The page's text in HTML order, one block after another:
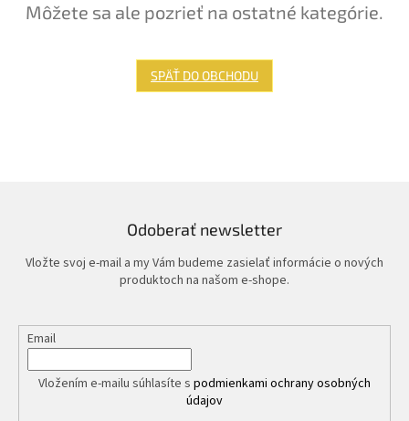
Môžete sa ale pozrieť na ostatné kategórie.
SPÄŤ DO OBCHODU
Odoberať newsletter
Vložte svoj e-mail a my Vám budeme zasielať informácie o nových
produktoch na našom e-shope.
Email
Vložením e-mailu súhlasíte s podmienkami ochrany osobných
údajov